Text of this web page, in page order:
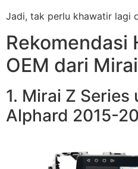
Jadi, tak perlu khawatir lagi
Rekomendasi
OEM dari Mirai
1. Mirai Z Series
Alphard 2015-